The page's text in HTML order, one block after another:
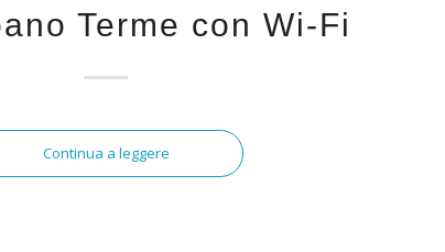
Terme con Wi-Fi
Continua a leggere